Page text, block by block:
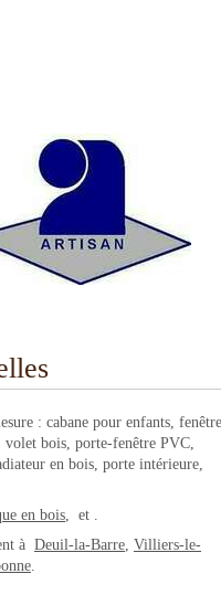
: cabane pour enfants,
volet bois, porte-fenêtre PVC,
en bois, porte intérieure,
en bois, et .
à Deuil-la-Barre, Villiers-le-
.